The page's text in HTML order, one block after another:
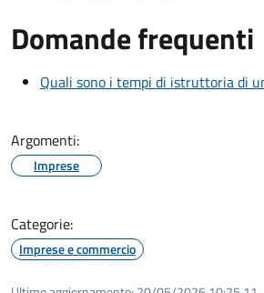
Domande frequenti
Quali sono i tempi di istruttoria di
Argomenti:
Imprese
Categorie:
Imprese e commercio